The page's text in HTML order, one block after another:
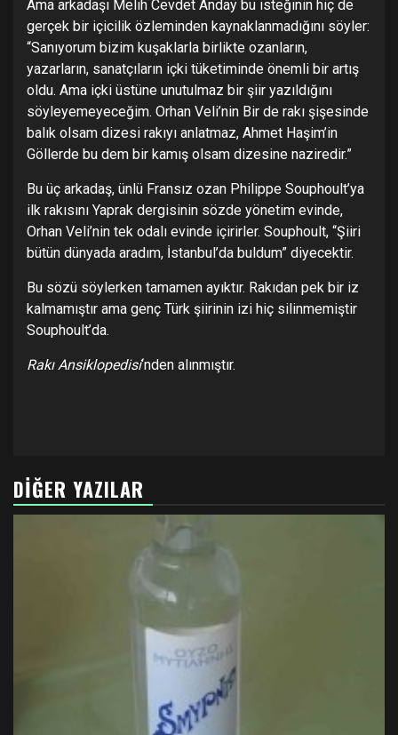
Ama arkadaşı Melih Cevdet Anday bu isteğinin hiç de
gerçek bir içicilik özleminden kaynaklanmadığını söyler:
“Sanıyorum bizim kuşaklarla birlikte ozanların,
yazarların, sanatçıların içki tüketiminde önemli bir artış
oldu. Ama içki üstüne unutulmaz bir şiir yazıldığını
söyleyemeyeceğim. Orhan Veli’nin Bir de rakı şişesinde
balık olsam dizesi rakıyı anlatmaz, Ahmet Haşim’in
Göllerde bu dem bir kamış olsam dizesine naziredir.”
Bu üç arkadaş, ünlü Fransız ozan Philippe Souphoult’ya
ilk rakısını Yaprak dergisinin sözde yönetim evinde,
Orhan Veli’nin tek odalı evinde içirirler. Souphoult, “Şiiri
bütün dünyada aradım, İstanbul’da buldum” diyecektir.
Bu sözü söylerken tamamen ayıktır. Rakıdan pek bir iz
kalmamıştır ama genç Türk şiirinin izi hiç silinmemiştir
Souphoult’da.
Rakı Ansiklopedisi‘nden alınmıştır.
DIĞER YAZILAR